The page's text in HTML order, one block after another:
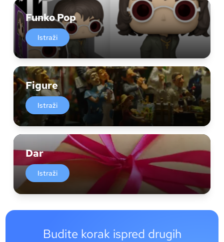
Funko Pop
Istraži
Figure
Istraži
Dar
Istraži
Budite korak ispred drugih